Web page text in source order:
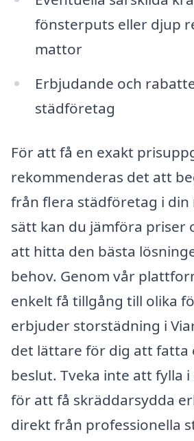
fönsterputs eller djup
mattor
Erbjudande och
städföretag
För att få en exakt
rekommenderas det att
från flera städföretag i din
sätt kan du jämföra priser
att hitta den bästa
behov. Genom vår
enkelt få tillgång till olika
erbjuder storstädning i
det lättare för dig att
beslut. Tveka inte att fylla
för att få skräddarsydda
direkt från professionella